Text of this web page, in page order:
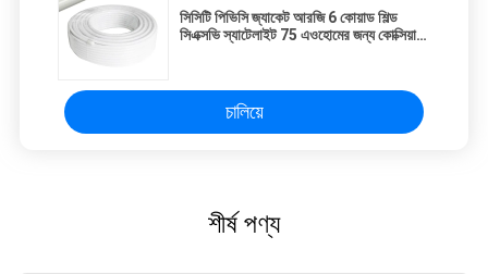
সিসিটি পিভিসি জ্যাকেট আরজি 6 কোয়াড শিল্ড
সিএক্সভি স্যাটেলাইট 75 এওহোমের জন্য কোক্সিয়াল
চালিয়ে
শীর্ষ পণ্য